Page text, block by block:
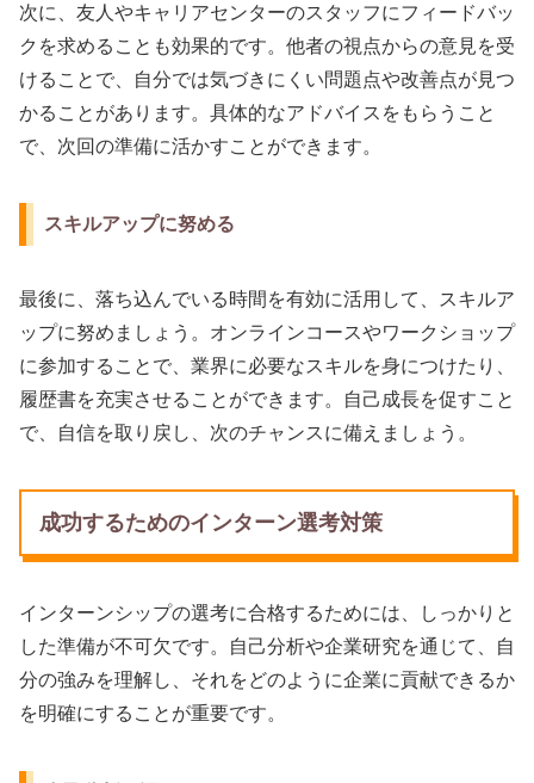
次に、友人やキャリアセンターのスタッフにフィードバッ
クを求めることも効果的です。他者の視点からの意見を受
けることで、自分では気づきにくい問題点や改善点が見つ
かることがあります。具体的なアドバイスをもらうこと
で、次回の準備に活かすことができます。
スキルアップに努める
最後に、落ち込んでいる時間を有効に活用して、スキルア
ップに努めましょう。オンラインコースやワークショップ
に参加することで、業界に必要なスキルを身につけたり、
履歴書を充実させることができます。自己成長を促すこと
で、自信を取り戻し、次のチャンスに備えましょう。
成功するためのインターン選考対策
インターンシップの選考に合格するためには、しっかりと
した準備が不可欠です。自己分析や企業研究を通じて、自
分の強みを理解し、それをどのように企業に貢献できるか
を明確にすることが重要です。